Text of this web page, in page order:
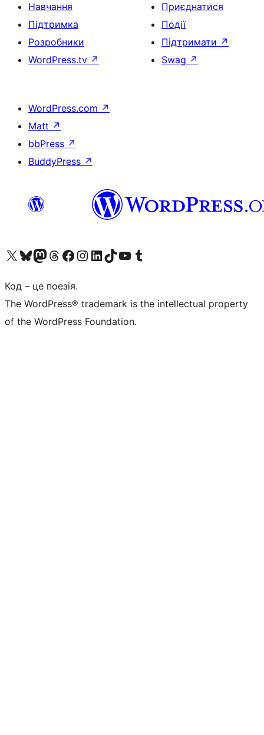
Навчання
Підтримка
Розробники
WordPress.tv ↗
Приєднатися
Події
Підтримати ↗
Swag ↗
WordPress.com ↗
Matt ↗
bbPress ↗
BuddyPress ↗
Visit our X (formerly Twitter) account
Visit our Bluesky account
Завітайте до нашої стрічки в Mastodon
Visit our Threads account
Завітайте на нашу сторінку в Facebook
Visit our Instagram account
Visit our LinkedIn account
Visit our TikTok account
Visit our YouTube channel
Visit our Tumblr account
Код – це поезія.
The WordPress® trademark is the intellectual property
of the WordPress Foundation.